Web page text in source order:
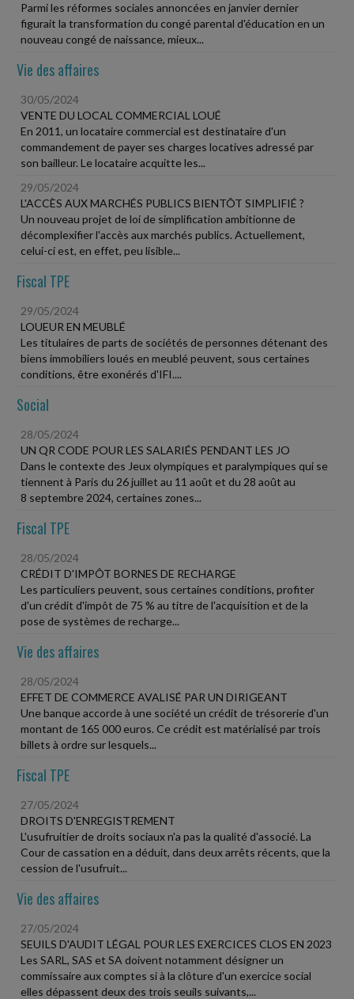
Parmi les réformes sociales annoncées en janvier dernier
figurait la transformation du congé parental d'éducation en un
nouveau congé de naissance, mieux...
Vie des affaires
30/05/2024
VENTE DU LOCAL COMMERCIAL LOUÉ
En 2011, un locataire commercial est destinataire d'un
commandement de payer ses charges locatives adressé par
son bailleur. Le locataire acquitte les...
29/05/2024
L'ACCÈS AUX MARCHÉS PUBLICS BIENTÔT SIMPLIFIÉ ?
Un nouveau projet de loi de simplification ambitionne de
décomplexifier l'accès aux marchés publics. Actuellement,
celui-ci est, en effet, peu lisible...
Fiscal TPE
29/05/2024
LOUEUR EN MEUBLÉ
Les titulaires de parts de sociétés de personnes détenant des
biens immobiliers loués en meublé peuvent, sous certaines
conditions, être exonérés d'IFI....
Social
28/05/2024
UN QR CODE POUR LES SALARIÉS PENDANT LES JO
Dans le contexte des Jeux olympiques et paralympiques qui se
tiennent à Paris du 26 juillet au 11 août et du 28 août au
8 septembre 2024, certaines zones...
Fiscal TPE
28/05/2024
CRÉDIT D'IMPÔT BORNES DE RECHARGE
Les particuliers peuvent, sous certaines conditions, profiter
d'un crédit d'impôt de 75 % au titre de l'acquisition et de la
pose de systèmes de recharge...
Vie des affaires
28/05/2024
EFFET DE COMMERCE AVALISÉ PAR UN DIRIGEANT
Une banque accorde à une société un crédit de trésorerie d'un
montant de 165 000 euros. Ce crédit est matérialisé par trois
billets à ordre sur lesquels...
Fiscal TPE
27/05/2024
DROITS D'ENREGISTREMENT
L'usufruitier de droits sociaux n'a pas la qualité d'associé. La
Cour de cassation en a déduit, dans deux arrêts récents, que la
cession de l'usufruit...
Vie des affaires
27/05/2024
SEUILS D'AUDIT LÉGAL POUR LES EXERCICES CLOS EN 2023
Les SARL, SAS et SA doivent notamment désigner un
commissaire aux comptes si à la clôture d'un exercice social
elles dépassent deux des trois seuils suivants,...